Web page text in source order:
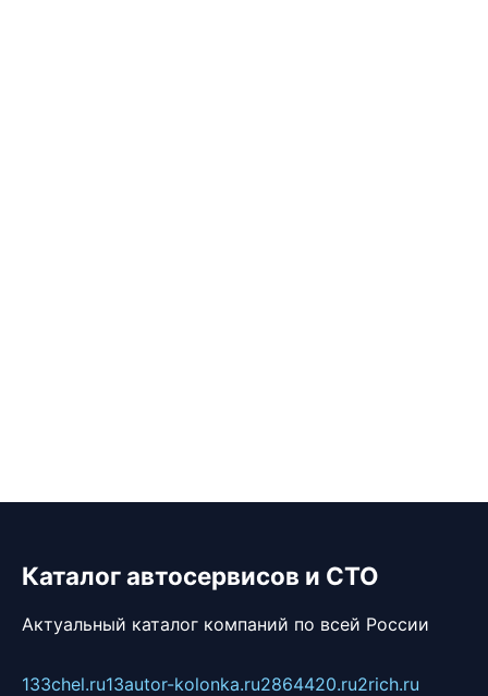
Каталог автосервисов и СТО
Актуальный каталог компаний по всей России
133chel.ru13autor-kolonka.ru2864420.ru2rich.ru